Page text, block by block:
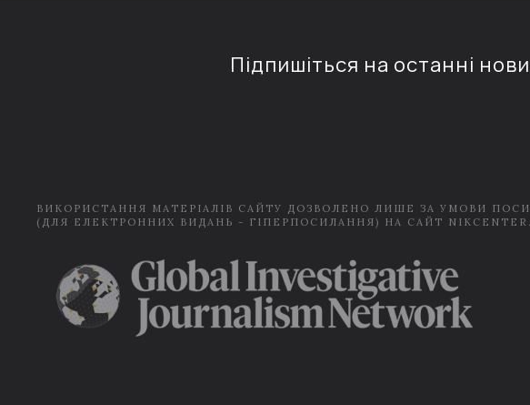
Підпишіться на останні
ВИКОРИСТАННЯ МАТЕРІАЛІВ САЙТУ ДОЗВОЛЕНО ЛИШЕ ЗА УМОВИ
(ДЛЯ ЕЛЕКТРОННИХ ВИДАНЬ - ГІПЕРПОСИЛАННЯ) НА САЙТ NIKCENTER.